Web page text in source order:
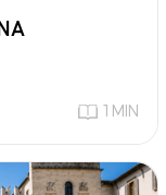
1 MIN